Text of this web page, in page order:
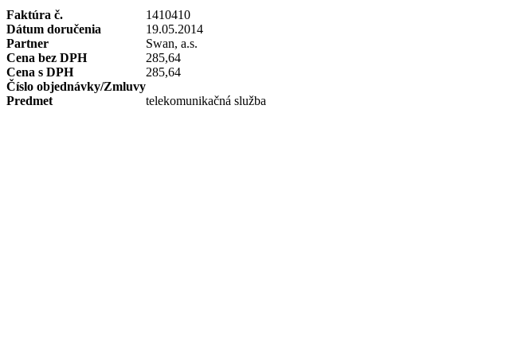
Faktúra č.
1410410
Dátum doručenia
19.05.2014
Partner
Swan, a.s.
Cena bez DPH
285,64
Cena s DPH
285,64
Číslo objednávky/Zmluvy
Predmet
telekomunikačná služba